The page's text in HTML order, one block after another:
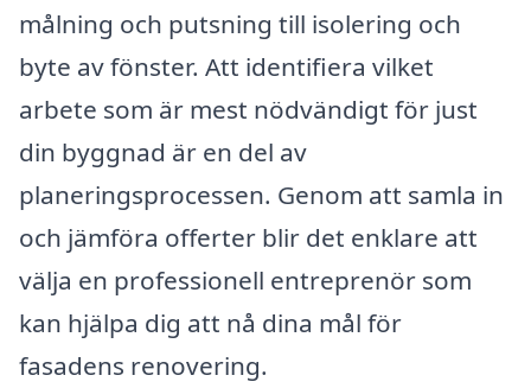
målning och putsning till isolering och
byte av fönster. Att identifiera vilket
arbete som är mest nödvändigt för just
din byggnad är en del av
planeringsprocessen. Genom att samla in
och jämföra offerter blir det enklare att
välja en professionell entreprenör som
kan hjälpa dig att nå dina mål för
fasadens renovering.